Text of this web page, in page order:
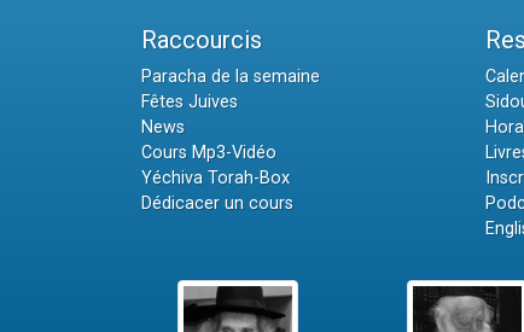
Raccourcis
Paracha de la semaine
Fêtes Juives
News
Cours Mp3-Vidéo
Yéchiva Torah-Box
Dédicacer un cours